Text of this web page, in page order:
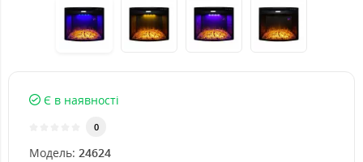
Є в наявності
0
Модель: 24624